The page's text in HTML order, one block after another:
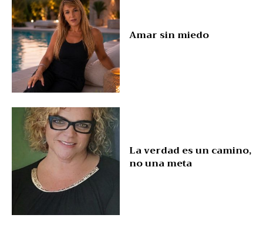
Amar sin miedo
La verdad es un camino,
no una meta